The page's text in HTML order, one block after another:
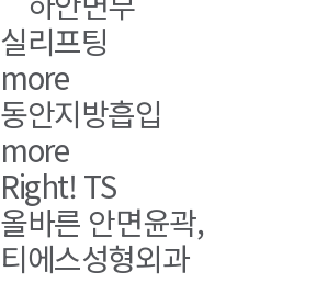
실리프팅
more
동안지방흡입
more
Right! TS
올바른 안면윤곽,
티에스성형외과